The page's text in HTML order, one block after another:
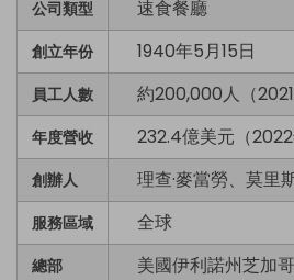
公司類型 速食餐廳
創立年份 1940年5月15日
員工人數 約200,000人（2021
年度營收 232.4億美元（2022
創辦人 理查·麥當勞、莫里
服務區域 全球
總部 美國伊利諾州芝加哥